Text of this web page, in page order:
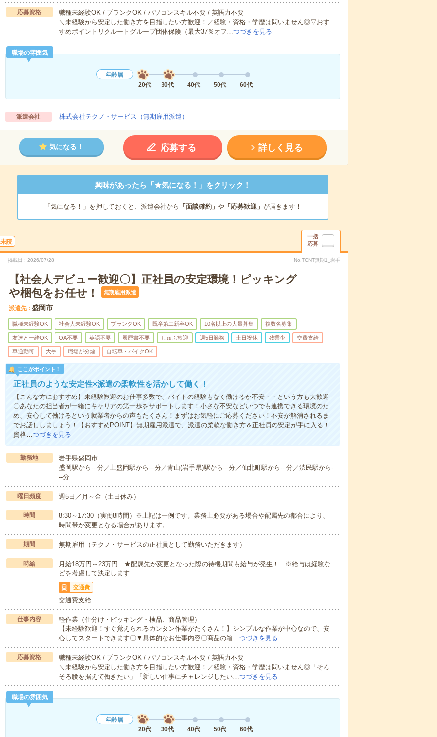
応募資格
職種未経験OK / ブランクOK / パソコンスキル不要 / 英語力不要
＼未経験から安定した働き方を目指したい方歓迎！／経験・資格・学歴は問いません◎▽おす
すめポイントリクルートグループ団体保険（最大37％オフ…つづきを見る
職場の雰囲気
年齢層
20代
30代 40代 50代 60代
派遣会社 株式会社テクノ・サービス（無期雇用派遣）
気になる！ 応募する 詳しく見る
興味があったら「★気になる！」をクリック！
「気になる！」を押しておくと、派遣会社から 「面談確約」 や「応募歓迎」 が届きます！
未読
一括
応募
掲載日 2026/07/28 No.TCNT無期1_岩手
【社会人デビュー歓迎〇】正社員の安定環境！ピッキング
や梱包をお任せ！
無期雇用派遣
派遣先 盛岡市
職種未経験OK 社会人未経験OK ブランクOK 既卒第二新卒OK 10名以上の大量募集 複数名募集
友達と一緒OK OA不要 英語不要 履歴書不要 しゅふ歓迎 週5日勤務 土日祝休 残業少 交費支給
車通勤可 大手 職場が分煙 自転車・バイクOK
ここがポイント！
正社員のような安定性×派遣の柔軟性を活かして働く！
【こんな方におすすめ】未経験歓迎のお仕事多数で、バイトの経験もなく働けるか不安・・という方も大歓迎
〇あなたの担当者が一緒にキャリアの第一歩をサポートします！小さな不安などいつでも連携できる環境のた
め、安心して働けるという就業者からの声もたくさん！まずはお気軽にご応募ください！不安が解消されるま
でお話ししましょう！【おすすめPOINT】無期雇用派遣で、派遣の柔軟な働き方＆正社員の安定が手に入る！
資格… つづきを見る
勤務地
岩手県盛岡市
盛岡駅から---分／上盛岡駅から---分／青山(岩手県)駅から---分／仙北町駅から---分／渋民駅から-
--分
曜日頻度 週5日／月～金（土日休み）
時間
8:30～17:30（実働8時間）※上記は一例です。業務上必要がある場合や配属先の都合により、
時間帯が変更となる場合があります。
期間 無期雇用（テクノ・サービスの正社員として勤務いただきます）
時給
月給18万円～23万円 ★配属先が変更となった際の待機期間も給与が発生！ ※給与は経験な
どを考慮して決定します
交通費
交通費支給
仕事内容
軽作業（仕分け・ピッキング・検品、商品管理）
【未経験歓迎！すぐ覚えられるカンタン作業がたくさん！】シンプルな作業が中心なので、安
心してスタートできます〇▼具体的なお仕事内容〇商品の箱… つづきを見る
応募資格
職種未経験OK / ブランクOK / パソコンスキル不要 / 英語力不要
＼未経験から安定した働き方を目指したい方歓迎！／経験・資格・学歴は問いません◎「そろ
そろ腰を据えて働きたい」「新しい仕事にチャレンジしたい… つづきを見る
職場の雰囲気
年齢層
20代
30代 40代 50代 60代